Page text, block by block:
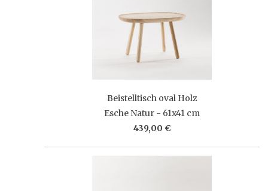
Beistelltisch oval Holz
Esche Natur - 61x41 cm
439,00 €